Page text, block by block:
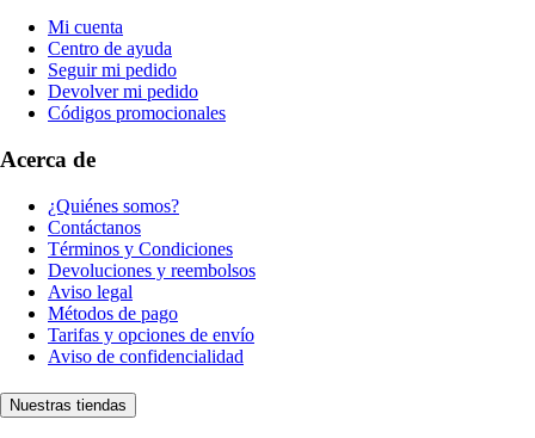
Mi cuenta
Centro de ayuda
Seguir mi pedido
Devolver mi pedido
Códigos promocionales
Acerca de
¿Quiénes somos?
Contáctanos
Términos y Condiciones
Devoluciones y reembolsos
Aviso legal
Métodos de pago
Tarifas y opciones de envío
Aviso de confidencialidad
Nuestras tiendas